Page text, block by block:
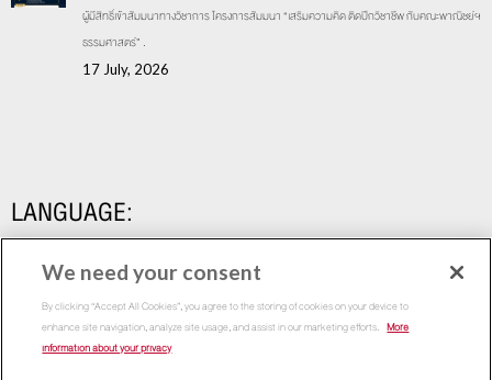
ผู้มีสิทธิ์เข้าสัมมนาทางวิชาการ โครงการสัมมนา “เสริมความคิด ติดปีกวิชาชีพ กับคณะพาณิชย์ฯ
ธรรมศาสตร์” .
17 July, 2026
LANGUAGE:
We need your consent
By clicking “Accept All Cookies”, you agree to the storing of cookies on your device to
enhance site navigation, analyze site usage, and assist in our marketing efforts. More
information about your privacy